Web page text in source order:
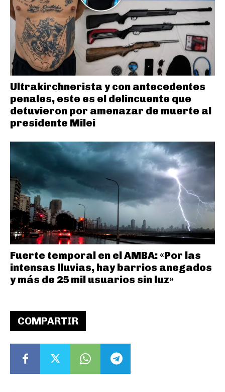
COMPARTIR
Ultrakirchnerista y con antecedentes
penales, este es el delincuente que
detuvieron por amenazar de muerte al
presidente Milei
Fuerte temporal en el AMBA: «Por las
intensas lluvias, hay barrios anegados
y más de 25 mil usuarios sin luz»